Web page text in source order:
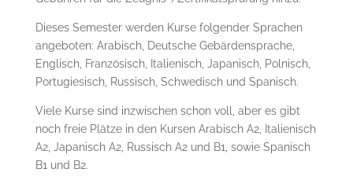
Dieses Semester werden Kurse folgender Sprachen
angeboten: Arabisch, Deutsche Gebärdensprache,
Englisch, Französisch, Italienisch, Japanisch, Polnisch,
Portugiesisch, Russisch, Schwedisch und Spanisch.
Viele Kurse sind inzwischen schon voll, aber es gibt
noch freie Plätze in den Kursen Arabisch A2, Italienisch
A2, Japanisch A2, Russisch A2 und B1, sowie Spanisch
B1 und B2.